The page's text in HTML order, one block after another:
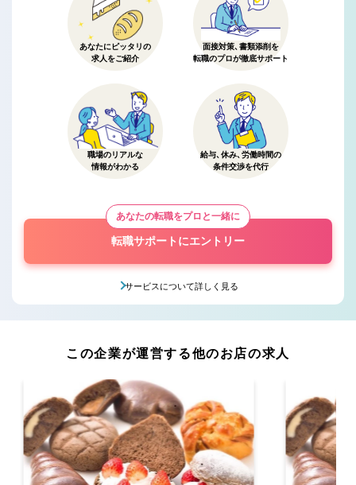
あなたにピッタリの
求人をご紹介
面接対策、書類添削を
転職のプロが徹底サポート
職場のリアルな
情報がわかる
給与、休み、労働時間の
条件交渉を代行
あなたの転職をプロと一緒に
転職サポートにエントリー
サービスについて詳しく見る
この企業が運営する他のお店の求人